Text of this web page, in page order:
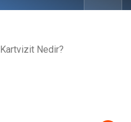
Kartvizit Nedir?